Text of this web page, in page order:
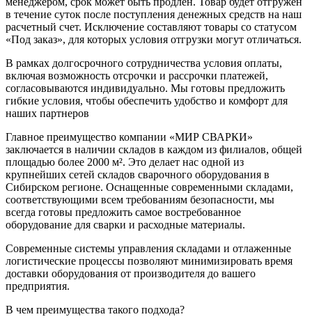
в течение суток после поступления денежных средств на наш
расчетный счет. Исключение составляют товары со статусом
«Под заказ», для которых условия отгрузки могут отличаться.
В рамках долгосрочного сотрудничества условия оплаты,
включая возможность отсрочки и рассрочки платежей,
согласовываются индивидуально. Мы готовы предложить
гибкие условия, чтобы обеспечить удобство и комфорт для
наших партнеров
Главное преимущество компании «МИР СВАРКИ»
заключается в наличии складов в каждом из филиалов, общей
площадью более 2000 м². Это делает нас одной из
крупнейших сетей складов сварочного оборудования в
Сибирском регионе. Оснащенные современными складами,
соответствующими всем требованиям безопасности, мы
всегда готовы предложить самое востребованное
оборудование для сварки и расходные материалы.
Современные системы управления складами и отлаженные
логистические процессы позволяют минимизировать время
доставки оборудования от производителя до вашего
предприятия.
В чем преимущества такого подхода?